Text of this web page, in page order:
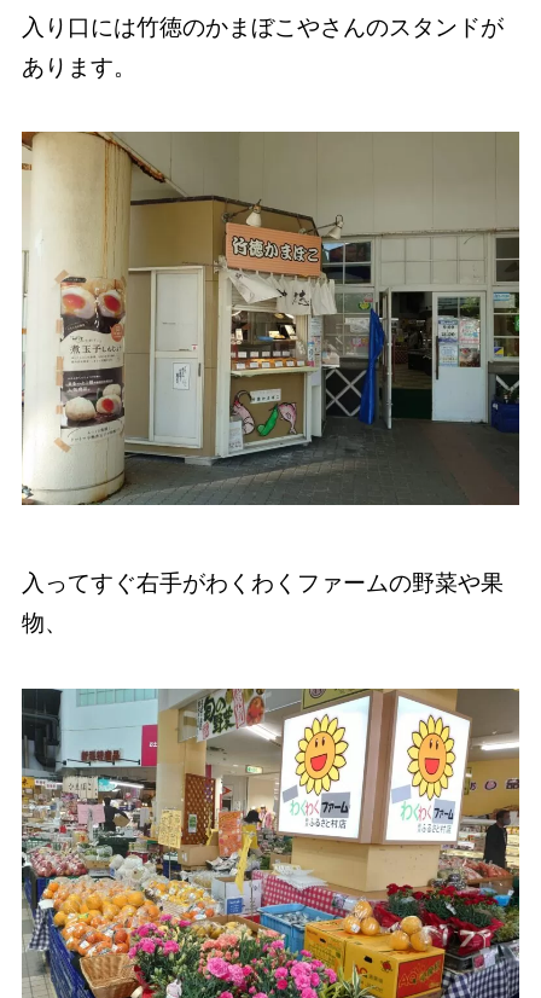
入り口には竹徳のかまぼこやさんのスタンドが
あります。
入ってすぐ右手がわくわくファームの野菜や果
物、